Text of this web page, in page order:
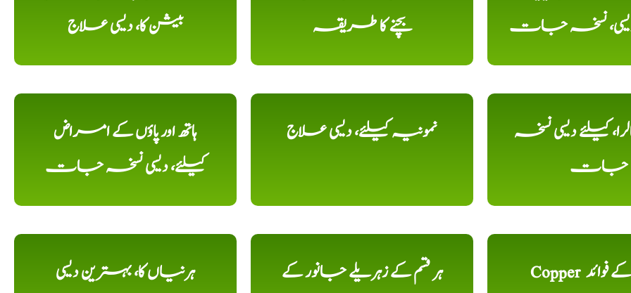
بیشن کا، دیسی علاج
بچنے کا طریقہ
نسخہ جات
ہاتھ اور پاؤں کے امراض
کیلئے، دیسی نسخہ جات
نمونیہ کیلئے، دیسی علاج
کیلئے دیسی نسخہ
جات
ہرنیاں کا، بہترین دیسی ہر قسم کے زہریلے جانور کے Copper تانبا کے فوائد